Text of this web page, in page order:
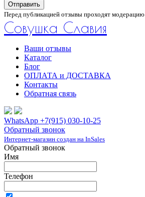
Отправить
Перед публикацией отзывы проходят модерацию
Совушка Славия
Ваши отзывы
Каталог
Блог
ОПЛАТА и ДОСТАВКА
Контакты
Обратная связь
WhatsApp +7(915) 030-10-25
Обратный звонок
Интернет-магазин создан на InSales
Обратный звонок
Имя
Телефон